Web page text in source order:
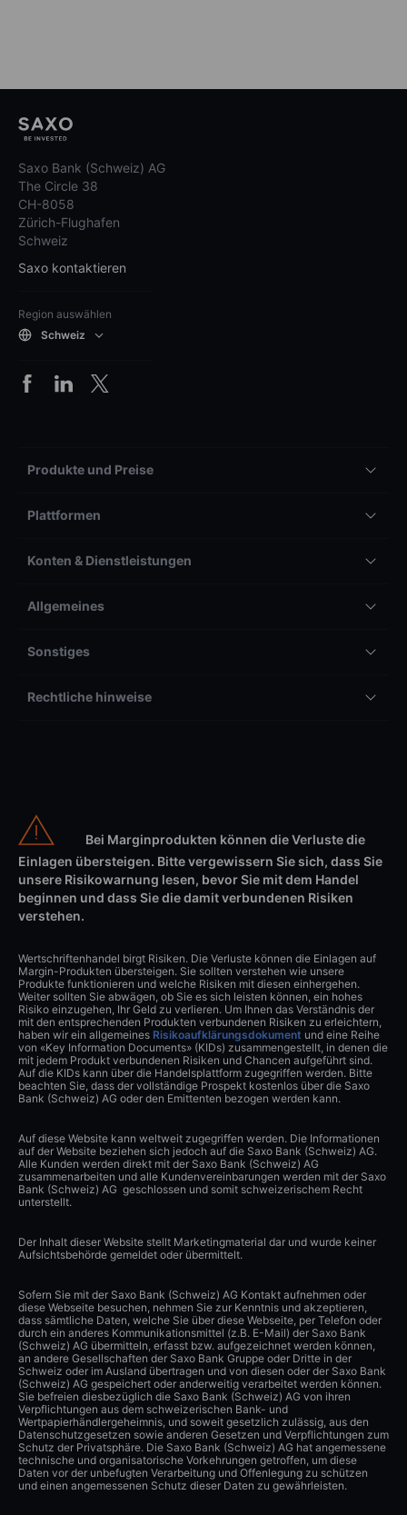
Saxo Bank (Schweiz) AG
The Circle 38
CH-8058
Zürich-Flughafen
Schweiz
Saxo kontaktieren
Region auswählen
Schweiz
Produkte und Preise
Plattformen
Konten & Dienstleistungen
Allgemeines
Sonstiges
Rechtliche hinweise
Bei Marginprodukten können die Verluste die
Einlagen übersteigen. Bitte vergewissern Sie sich, dass Sie
unsere Risikowarnung lesen, bevor Sie mit dem Handel
beginnen und dass Sie die damit verbundenen Risiken
verstehen.
Wertschriftenhandel birgt Risiken. Die Verluste können die Einlagen auf
Margin-Produkten übersteigen. Sie sollten verstehen wie unsere
Produkte funktionieren und welche Risiken mit diesen einhergehen.
Weiter sollten Sie abwägen, ob Sie es sich leisten können, ein hohes
Risiko einzugehen, Ihr Geld zu verlieren. Um Ihnen das Verständnis der
mit den entsprechenden Produkten verbundenen Risiken zu erleichtern,
haben wir ein allgemeines Risikoaufklärungsdokument und eine Reihe
von «Key Information Documents» (KIDs) zusammengestellt, in denen die
mit jedem Produkt verbundenen Risiken und Chancen aufgeführt sind.
Auf die KIDs kann über die Handelsplattform zugegriffen werden. Bitte
beachten Sie, dass der vollständige Prospekt kostenlos über die Saxo
Bank (Schweiz) AG oder den Emittenten bezogen werden kann.
Auf diese Website kann weltweit zugegriffen werden. Die Informationen
auf der Website beziehen sich jedoch auf die Saxo Bank (Schweiz) AG.
Alle Kunden werden direkt mit der Saxo Bank (Schweiz) AG
zusammenarbeiten und alle Kundenvereinbarungen werden mit der Saxo
Bank (Schweiz) AG geschlossen und somit schweizerischem Recht
unterstellt.
Der Inhalt dieser Website stellt Marketingmaterial dar und wurde keiner
Aufsichtsbehörde gemeldet oder übermittelt.
Sofern Sie mit der Saxo Bank (Schweiz) AG Kontakt aufnehmen oder
diese Webseite besuchen, nehmen Sie zur Kenntnis und akzeptieren,
dass sämtliche Daten, welche Sie über diese Webseite, per Telefon oder
durch ein anderes Kommunikationsmittel (z.B. E-Mail) der Saxo Bank
(Schweiz) AG übermitteln, erfasst bzw. aufgezeichnet werden können,
an andere Gesellschaften der Saxo Bank Gruppe oder Dritte in der
Schweiz oder im Ausland übertragen und von diesen oder der Saxo Bank
(Schweiz) AG gespeichert oder anderweitig verarbeitet werden können.
Sie befreien diesbezüglich die Saxo Bank (Schweiz) AG von ihren
Verpflichtungen aus dem schweizerischen Bank- und
Wertpapierhändlergeheimnis, und soweit gesetzlich zulässig, aus den
Datenschutzgesetzen sowie anderen Gesetzen und Verpflichtungen zum
Schutz der Privatsphäre. Die Saxo Bank (Schweiz) AG hat angemessene
technische und organisatorische Vorkehrungen getroffen, um diese
Daten vor der unbefugten Verarbeitung und Offenlegung zu schützen
und einen angemessenen Schutz dieser Daten zu gewährleisten.